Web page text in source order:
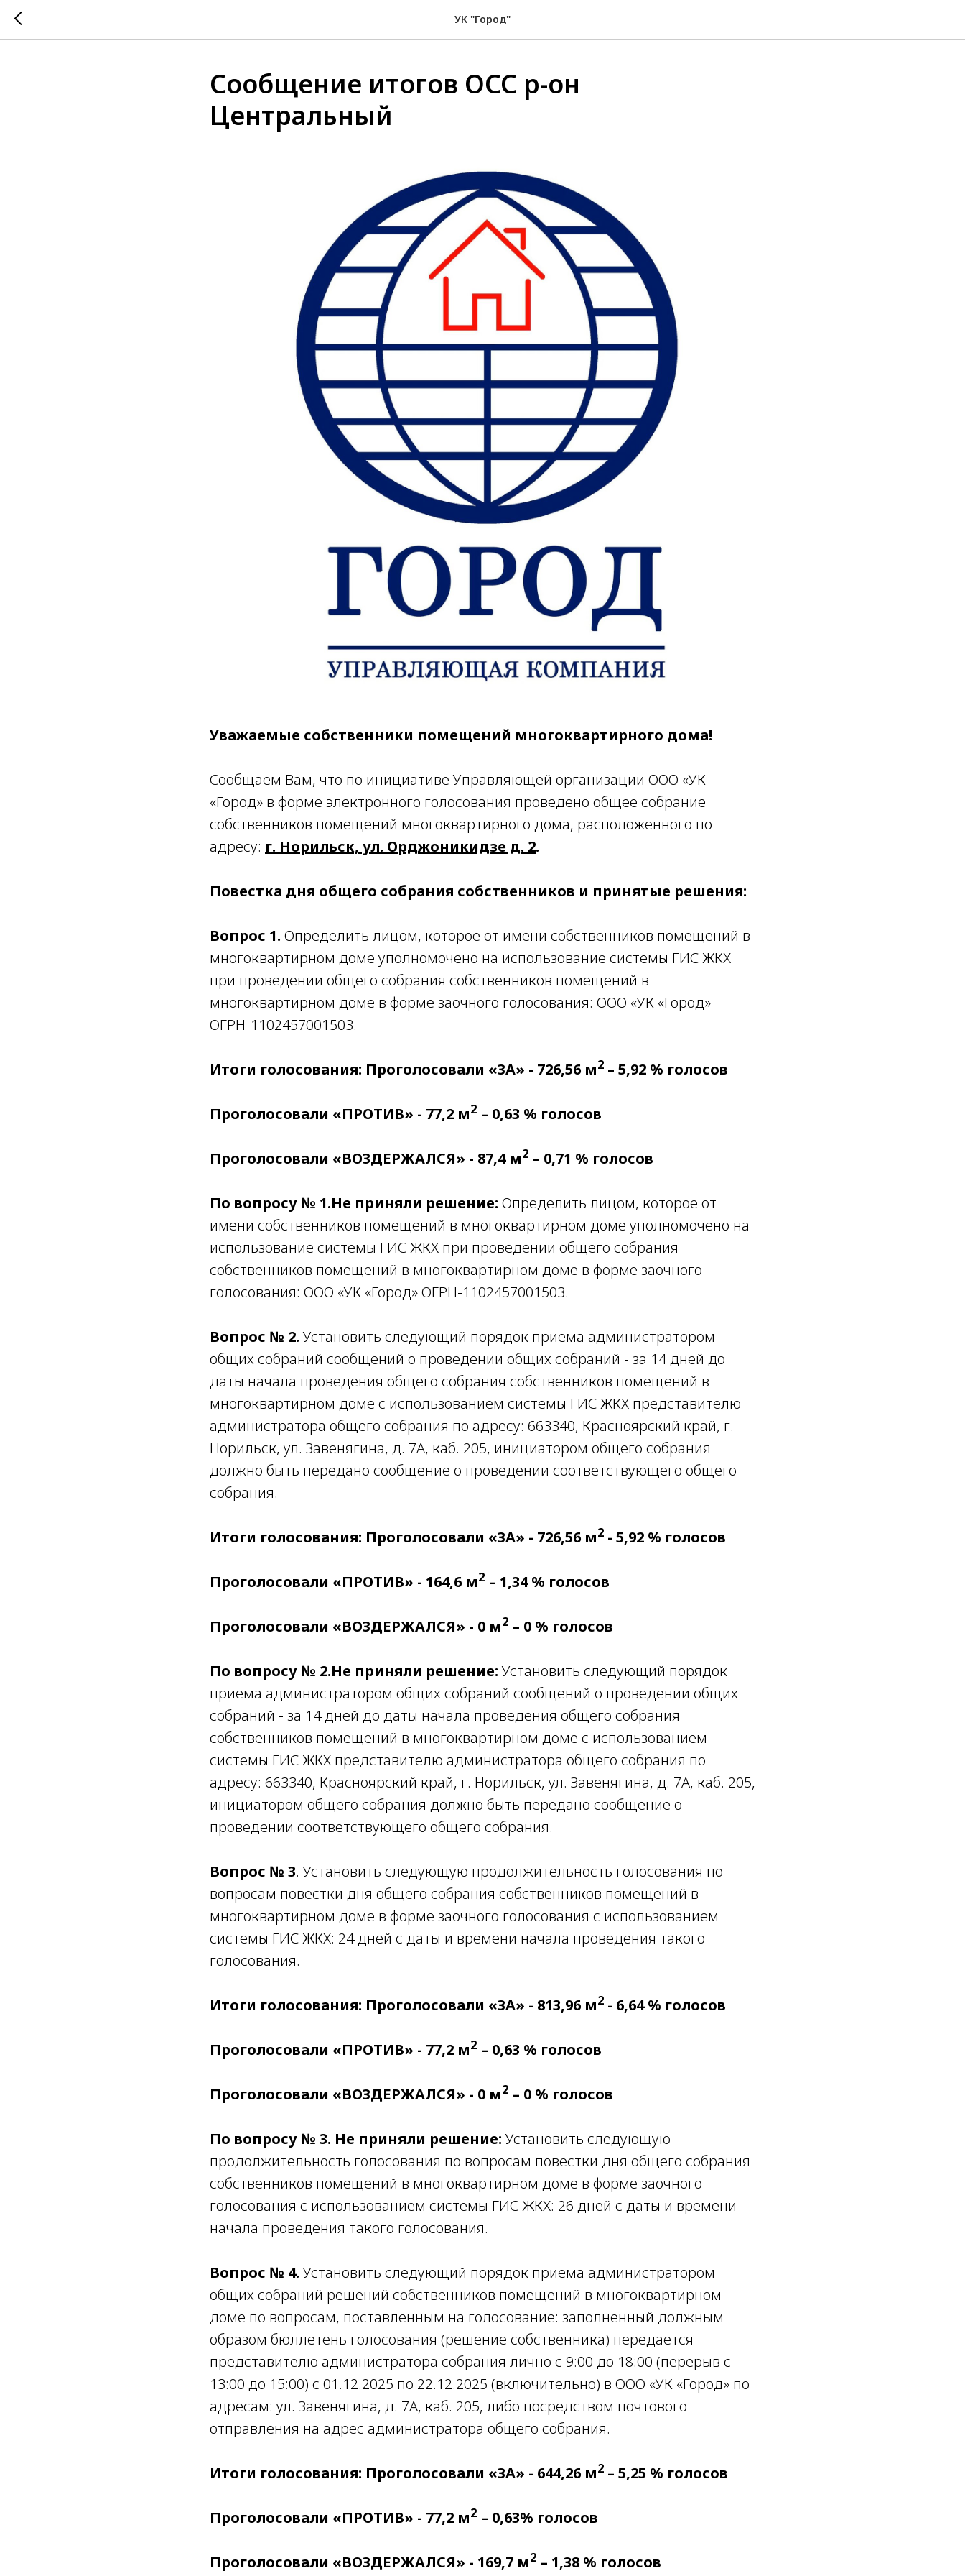
УК "Город"
Сообщение итогов ОСС р-он
Центральный
Уважаемые собственники помещений многоквартирного дома!
Сообщаем Вам, что по инициативе Управляющей организации ООО «УК
«Город» в форме электронного голосования проведено общее собрание
собственников помещений многоквартирного дома, расположенного по
адресу: г. Норильск, ул. Орджоникидзе д. 2.
Повестка дня общего собрания собственников и принятые решения:
Вопрос 1. Определить лицом, которое от имени собственников помещений в
многоквартирном доме уполномочено на использование системы ГИС ЖКХ
при проведении общего собрания собственников помещений в
многоквартирном доме в форме заочного голосования: ООО «УК «Город»
ОГРН-1102457001503.
Итоги голосования: Проголосовали «ЗА» - 726,56 м2 – 5,92 % голосов
Проголосовали «ПРОТИВ» - 77,2 м2 – 0,63 % голосов
Проголосовали «ВОЗДЕРЖАЛСЯ» - 87,4 м2 – 0,71 % голосов
По вопросу № 1.Не приняли решение: Определить лицом, которое от
имени собственников помещений в многоквартирном доме уполномочено на
использование системы ГИС ЖКХ при проведении общего собрания
собственников помещений в многоквартирном доме в форме заочного
голосования: ООО «УК «Город» ОГРН-1102457001503.
Вопрос № 2.Установить следующий порядок приема администратором
общих собраний сообщений о проведении общих собраний - за 14 дней до
даты начала проведения общего собрания собственников помещений в
многоквартирном доме с использованием системы ГИС ЖКХ представителю
администратора общего собрания по адресу: 663340, Красноярский край, г.
Норильск, ул. Завенягина, д. 7А, каб. 205, инициатором общего собрания
должно быть передано сообщение о проведении соответствующего общего
собрания.
Итоги голосования: Проголосовали «ЗА» - 726,56 м2 - 5,92 % голосов
Проголосовали «ПРОТИВ» - 164,6 м2 – 1,34 % голосов
Проголосовали «ВОЗДЕРЖАЛСЯ» - 0 м2 – 0 % голосов
По вопросу № 2.Не приняли решение:Установить следующий порядок
приема администратором общих собраний сообщений о проведении общих
собраний - за 14 дней до даты начала проведения общего собрания
собственников помещений в многоквартирном доме с использованием
системы ГИС ЖКХ представителю администратора общего собрания по
адресу: 663340, Красноярский край, г. Норильск, ул. Завенягина, д. 7А, каб. 205,
инициатором общего собрания должно быть передано сообщение о
проведении соответствующего общего собрания.
Вопрос № 3. Установить следующую продолжительность голосования по
вопросам повестки дня общего собрания собственников помещений в
многоквартирном доме в форме заочного голосования с использованием
системы ГИС ЖКХ: 24 дней с даты и времени начала проведения такого
голосования.
Итоги голосования: Проголосовали «ЗА» - 813,96 м2 - 6,64 % голосов
Проголосовали «ПРОТИВ» - 77,2 м2 – 0,63 % голосов
Проголосовали «ВОЗДЕРЖАЛСЯ» - 0 м2 – 0 % голосов
По вопросу № 3. Не приняли решение:Установить следующую
продолжительность голосования по вопросам повестки дня общего собрания
собственников помещений в многоквартирном доме в форме заочного
голосования с использованием системы ГИС ЖКХ: 26 дней с даты и времени
начала проведения такого голосования.
Вопрос № 4.Установить следующий порядок приема администратором
общих собраний решений собственников помещений в многоквартирном
доме по вопросам, поставленным на голосование: заполненный должным
образом бюллетень голосования (решение собственника) передается
представителю администратора собрания лично с 9:00 до 18:00 (перерыв с
13:00 до 15:00) с 01.12.2025 по 22.12.2025 (включительно) в ООО «УК «Город» по
адресам: ул. Завенягина, д. 7А, каб. 205, либо посредством почтового
отправления на адрес администратора общего собрания.
Итоги голосования: Проголосовали «ЗА» - 644,26 м2 – 5,25 % голосов
Проголосовали «ПРОТИВ» - 77,2 м2 – 0,63% голосов
Проголосовали «ВОЗДЕРЖАЛСЯ» - 169,7 м2 – 1,38 % голосов